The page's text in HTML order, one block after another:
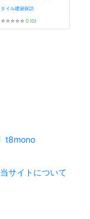
タイル建築探訪
☆☆☆☆☆ 0 (0)
t8mono
当サイトについて